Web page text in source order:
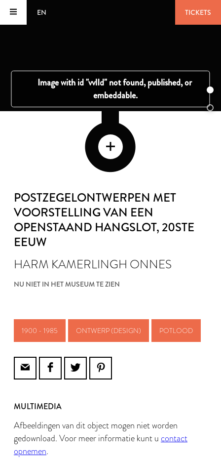
EN TICKETS
POSTZEGELONTWERPEN MET
VOORSTELLING VAN EEN
OPENSTAAND HANGSLOT, 20STE
EEUW
HARM KAMERLINGH ONNES
NU NIET IN HET MUSEUM TE ZIEN
1900 - 1985 ONTWERP (DESIGN) POTLOOD
MULTIMEDIA
Afbeeldingen van dit object mogen niet worden
gedownload. Voor meer informatie kunt u contact
opnemen.